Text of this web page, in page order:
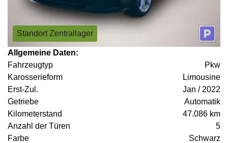
Standort Zentrallager
Allgemeine Daten:
Fahrzeugtyp
Pkw
Karosserieform
Limousine
Erst-Zul.
Jan / 2022
Getriebe
Automatik
Kilometerstand
47.086 km
Anzahl der Türen
5
Farbe
Schwarz